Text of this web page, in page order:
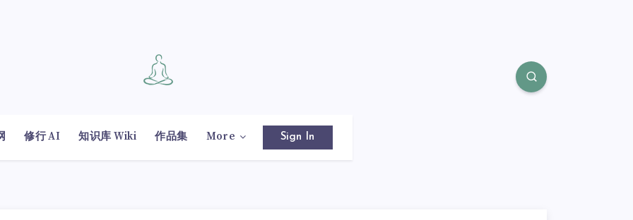
修行 AI 知识库 Wiki 作品集 More Sign In